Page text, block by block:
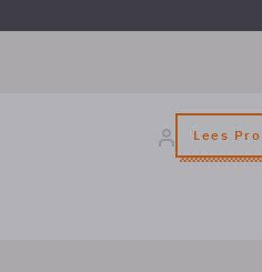
Lees